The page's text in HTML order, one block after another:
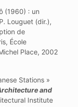
(1960) : un
Louguet (dir.),
de
École
Place, 2002
Stations »
and
Institute